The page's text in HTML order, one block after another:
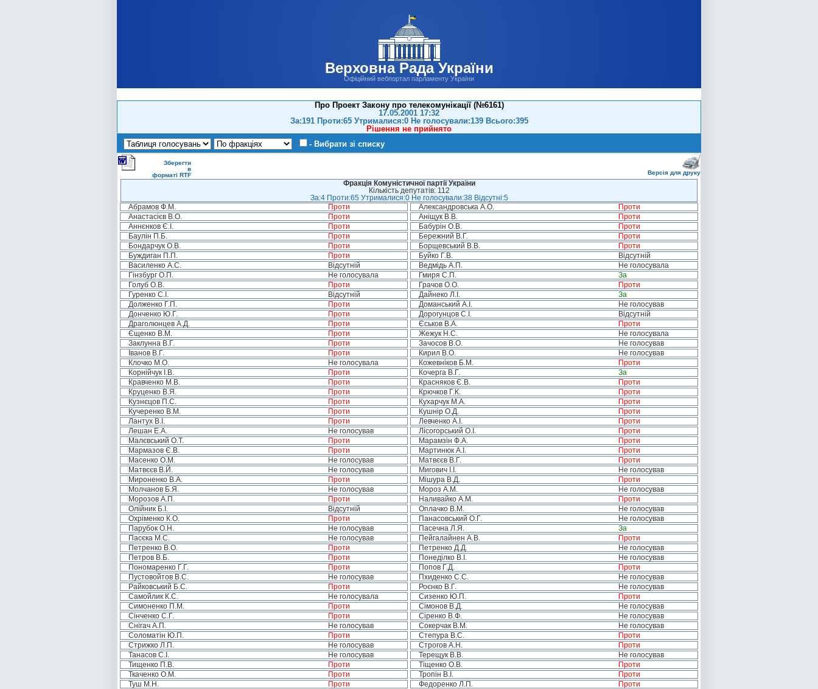
Верховна Рада України
Офіційний вебпортал парламенту України
Про Проект Закону про телекомунікації (№6161)
17.05.2001 17:32
За:191 Проти:65 Утрималися:0 Не голосували:139 Всього:395
Рішення не прийнято
- Вибрати зі списку
Зберегти
в
форматі RTF
Версія для друку
Фракція Комуністичної партії України
Кількість депутатів: 112
За:4 Проти:65 Утрималися:0 Не голосували:38 Відсутні:5
Абрамов Ф.М.
Проти Александровська А.О.
Проти
Анастасієв В.О.
Проти Аніщук В.В.
Проти
Аннєнков Є.І.
Проти Бабурін О.В.
Проти
Баулін П.Б.
Проти Бережний В.Г.
Проти
Бондарчук О.В.
Проти Борщевський В.В.
Проти
Буждиган П.П.
Проти Буйко Г.В.
Відсутній
Василенко А.С.
Відсутній Ведмідь А.П.
Не голосувала
Гінзбург О.П.
Не голосувала Гмиря С.П.
За
Голуб О.В.
Проти Грачов О.О.
Проти
Гуренко С.І.
Відсутній Дайнеко Л.І.
За
Долженко Г.П.
Проти Доманський А.І.
Не голосував
Донченко Ю.Г.
Проти Дорогунцов С.І.
Відсутній
Драголюнцев А.Д.
Проти Єськов В.А.
Проти
Єщенко В.М.
Проти Жежук Н.С.
Не голосувала
Заклунна В.Г.
Проти Зачосов В.О.
Не голосував
Іванов В.Г.
Проти Кирил В.О.
Не голосував
Клочко М.О.
Не голосувала Кожевніков Б.М.
Проти
Корнійчук І.В.
Проти Кочерга В.Г.
За
Кравченко М.В.
Проти Красняков Є.В.
Проти
Круценко В.Я.
Проти Крючков Г.К.
Проти
Кузнєцов П.С.
Проти Кухарчук М.А.
Проти
Кучеренко В.М.
Проти Кушнір О.Д.
Проти
Лантух В.І.
Проти Левченко А.І.
Проти
Лешан Е.А.
Не голосував Лісогорський О.І.
Проти
Малєвський О.Т.
Проти Марамзін Ф.А.
Проти
Мармазов Є.В.
Проти Мартинюк А.І.
Проти
Масенко О.М.
Не голосував Матвєєв В.Г.
Проти
Матвєєв В.Й.
Не голосував Мигович І.І.
Не голосував
Мироненко В.А.
Проти Мішура В.Д.
Проти
Молчанов Б.Я.
Не голосував Мороз А.М.
Не голосував
Морозов А.П.
Проти Наливайко А.М.
Проти
Олійник Б.І.
Відсутній Оплачко В.М.
Не голосував
Охріменко К.О.
Проти Панасовський О.Г.
Не голосував
Парубок О.Н.
Не голосував Пасечна Л.Я.
За
Пасєка М.С.
Не голосував Пейгалайнен А.В.
Проти
Петренко В.О.
Проти Петренко Д.Д.
Не голосував
Петров В.Б.
Проти Понеділко В.І.
Не голосував
Пономаренко Г.Г.
Проти Попов Г.Д.
Проти
Пустовойтов В.С.
Не голосував Пхиденко С.С.
Не голосував
Райковський Б.С.
Проти Роєнко В.Г.
Не голосував
Самойлик К.С.
Не голосувала Сизенко Ю.П.
Проти
Симоненко П.М.
Проти Сімонов В.Д.
Не голосував
Сінченко С.Г.
Проти Сіренко В.Ф.
Не голосував
Снігач А.П.
Не голосував Сокерчак В.М.
Не голосував
Соломатін Ю.П.
Проти Степура В.С.
Проти
Стрижко Л.П.
Не голосував Строгов А.Н.
Проти
Танасов С.І.
Не голосував Терещук В.В.
Не голосував
Тищенко П.В.
Проти Тіщенко О.В.
Проти
Ткаченко О.М.
Проти Тропін В.І.
Проти
Туш М.Н.
Проти Федоренко Л.П.
Проти